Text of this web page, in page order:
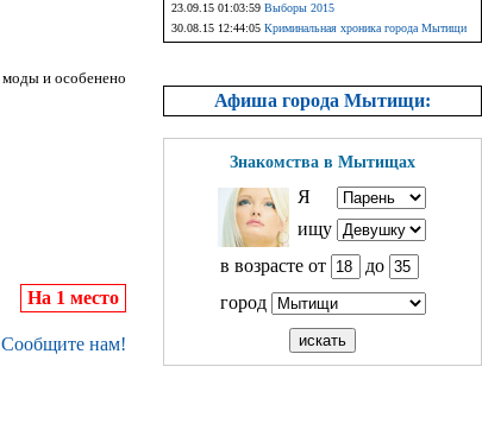
и особенено
На 1 место
нам!
23.09.15 01:03:59 Выборы 2015
30.08.15 12:44:05 Криминальная хроника города Мытищи
Афиша города Мытищи:
Знакомства в Мытищах
Я
ищу
в возрасте от
до
город